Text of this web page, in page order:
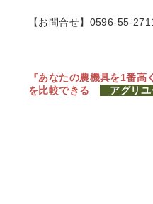
【お問合せ】0596-55-
『あなたの農機具を1番高
を比較できる
アグリ